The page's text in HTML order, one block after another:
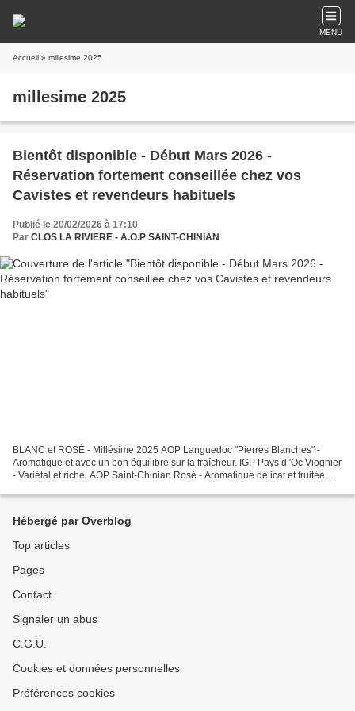
MENU
Accueil » millesime 2025
millesime 2025
Bientôt disponible - Début Mars 2026 -
Réservation fortement conseillée chez vos
Cavistes et revendeurs habituels
Publié le 20/02/2026 à 17:10
Par CLOS LA RIVIERE - A.O.P SAINT-CHINIAN
BLANC et ROSÉ - Millésime 2025 AOP Languedoc "Pierres Blanches" -
Aromatique et avec un bon équilibre sur la fraîcheur. IGP Pays d ′Oc Viognier
- Variétal et riche. AOP Saint-Chinian Rosé - Aromatique délicat et fruitée,
Hébergé par Overblog
Top articles
Pages
Contact
Signaler un abus
C.G.U.
Cookies et données personnelles
Préférences cookies